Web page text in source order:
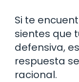
Si te
sientes que
defensiva,
respuesta
racional.